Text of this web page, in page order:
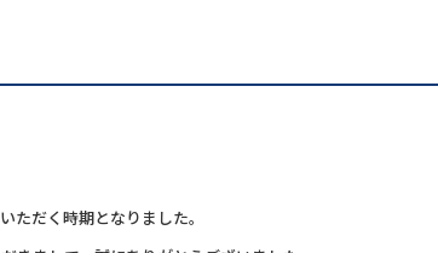
ただく時期となりました。